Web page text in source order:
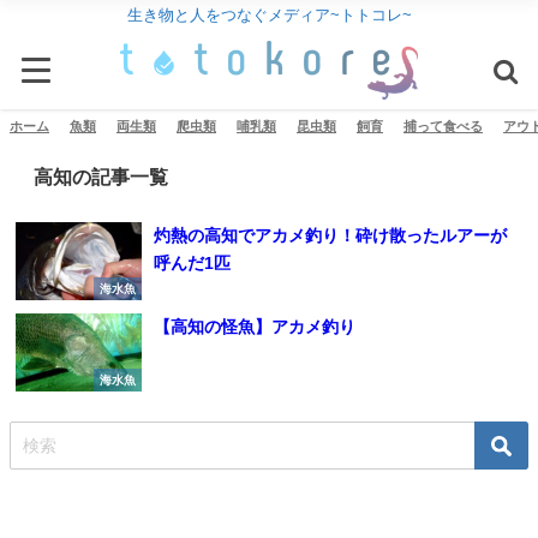
生き物と人をつなぐメディア~トトコレ~
ホーム 魚類 両生類 爬虫類 哺乳類 昆虫類 飼育 捕って食べる アウ
高知の記事一覧
海水魚
灼熱の高知でアカメ釣り！砕け散ったルアーが
呼んだ1匹
海水魚
【高知の怪魚】アカメ釣り